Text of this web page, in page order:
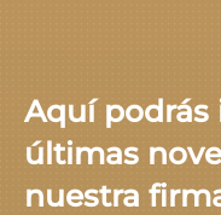
Aquí podrás
últimas
nuestra